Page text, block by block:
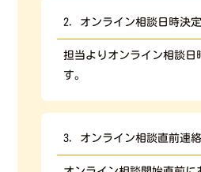
2. オンライン相談日時決定
担当よりオンライン相談日
す。
3. オンライン相談直前連絡